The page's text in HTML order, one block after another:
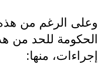
وعلى الرغم من
الحكومة للحد من
إجراءات، منها: